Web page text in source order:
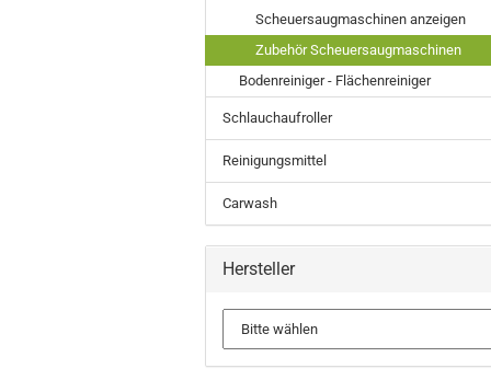
Scheuersaugmaschinen anzeigen
Zubehör Scheuersaugmaschinen
Bodenreiniger - Flächenreiniger
Schlauchaufroller
Reinigungsmittel
Carwash
Hersteller